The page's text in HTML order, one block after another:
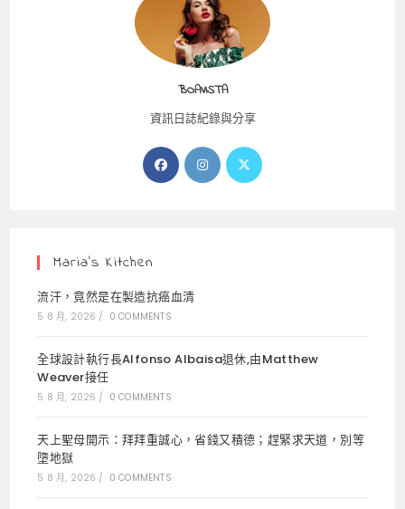
BOAVISTA
資訊日誌紀錄與分享
Opens
in
Opens
in
Opens
Maria’s Kitchen
流汗，竟然是在製造抗癌血清
5 8 月, 2026 / 0 COMMENTS
全球設計執行長Alfonso Albaisa退休,由Matthew
Weaver接任
5 8 月, 2026 / 0 COMMENTS
天上聖母開示：拜拜重誠心，省錢又積德；趕緊求天道，別等
墮地獄
5 8 月, 2026 / 0 COMMENTS